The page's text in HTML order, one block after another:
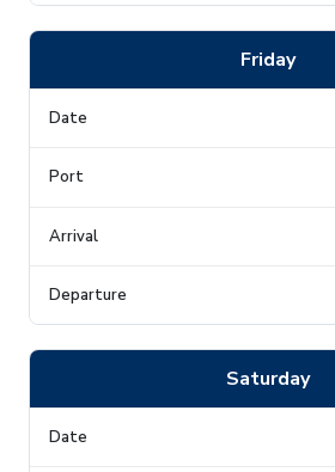
Friday
Saturday